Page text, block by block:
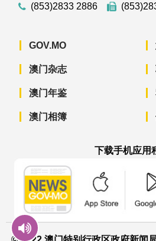
(853)2833 2886
GOV.MO
澳门杂志
澳门年鉴
澳门相簿
下载手机应用